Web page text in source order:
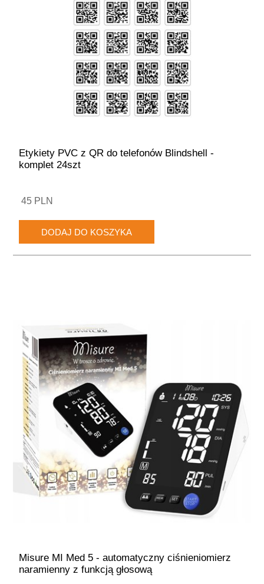
Etykiety PVC z QR do telefonów Blindshell -
komplet 24szt
45 PLN
Misure MI Med 5 - automatyczny ciśnieniomierz
naramienny z funkcją głosową